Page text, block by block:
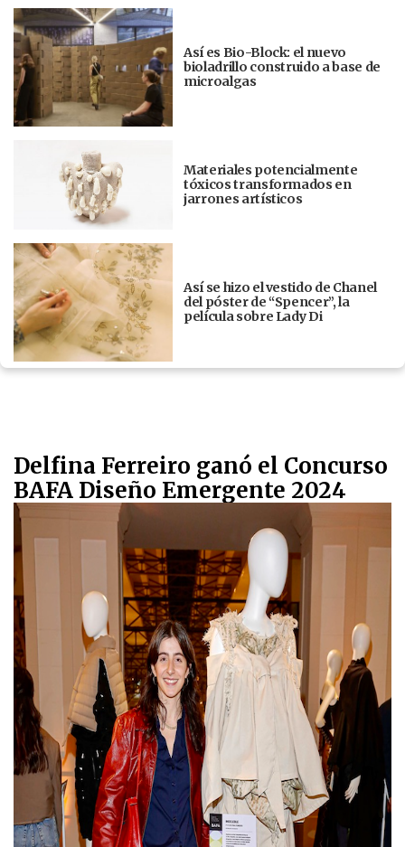
Así es Bio-Block: el nuevo
bioladrillo construido a base de
microalgas
Materiales potencialmente
tóxicos transformados en
jarrones artísticos
Así se hizo el vestido de Chanel
del póster de “Spencer”, la
película sobre Lady Di
Delfina Ferreiro ganó el Concurso
BAFA Diseño Emergente 2024